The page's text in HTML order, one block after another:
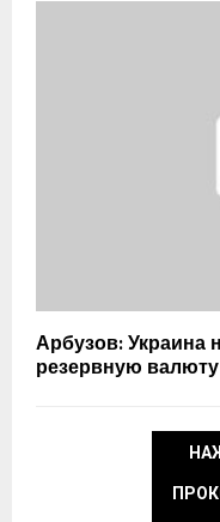
Арбузов: Украина
резервную валюту